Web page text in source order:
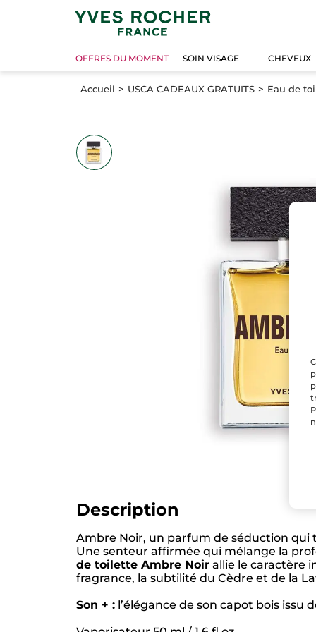
OFFRES DU MOMENT SOIN VISAGE CHEVEUX
Accueil USCA CADEAUX GRATUITS Eau de
Description
Ambre Noir, un parfum de séduction qui
Une senteur affirmée qui mélange la
de toilette Ambre Noir allie le caractère
fragrance, la subtilité du Cèdre et de la
Son + : l’élégance de son capot bois issu